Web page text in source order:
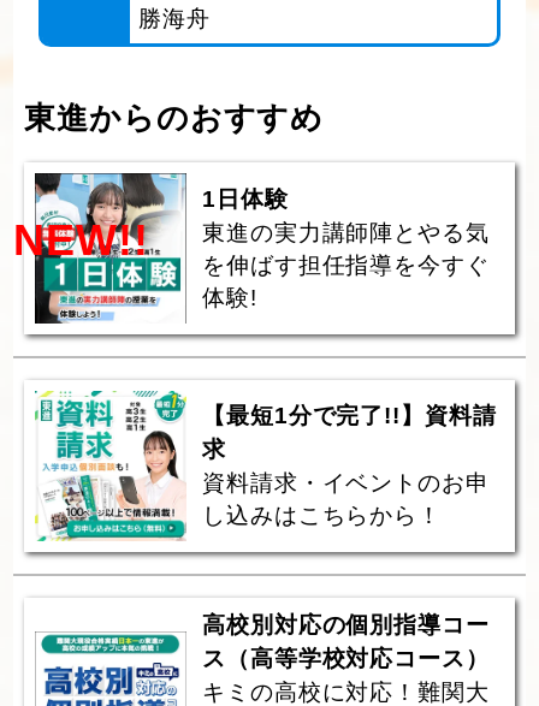
NEW!!
勝海舟
東進からのおすすめ
1日体験
東進の実力講師陣とやる気
を伸ばす担任指導を今すぐ
体験!
【最短1分で完了!!】資料請
求
資料請求・イベントのお申
し込みはこちらから！
高校別対応の個別指導コー
ス（高等学校対応コース）
キミの高校に対応！難関大